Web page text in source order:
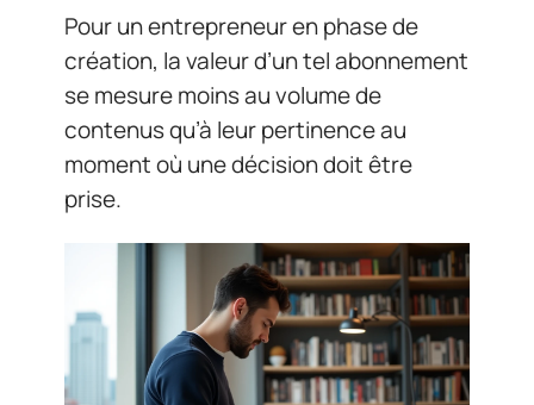
Pour un entrepreneur en phase de
création, la valeur d’un tel abonnement
se mesure moins au volume de
contenus qu’à leur pertinence au
moment où une décision doit être
prise.